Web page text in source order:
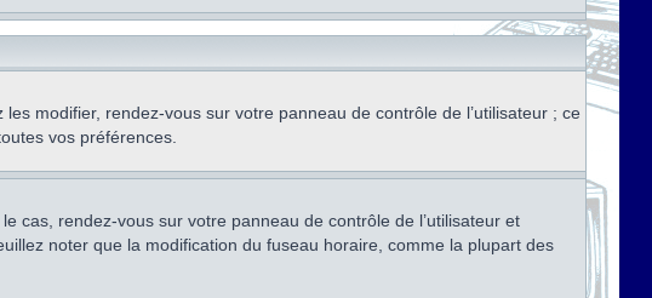
modifier, rendez-vous sur votre panneau de contrôle de l’utilisateur ; ce
vos préférences.
cas, rendez-vous sur votre panneau de contrôle de l’utilisateur et
noter que la modification du fuseau horaire, comme la plupart des